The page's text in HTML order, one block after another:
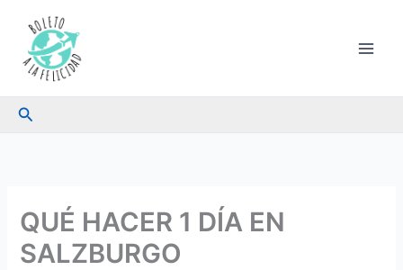
contenido
Buscar
QUÉ HACER 1 DÍA EN
SALZBURGO